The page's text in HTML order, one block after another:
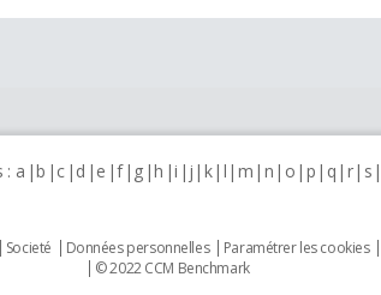
: a b c d e f g h i j k l m n o p q r s
Societé Données personnelles Paramétrer les cookies
© 2022 CCM Benchmark